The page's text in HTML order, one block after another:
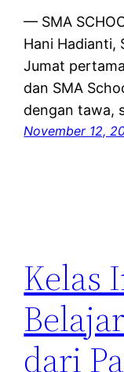
— SMA
Hani Hadianti,
Jumat
dan SMA
dengan tawa,
November 12,
Kelas
dari